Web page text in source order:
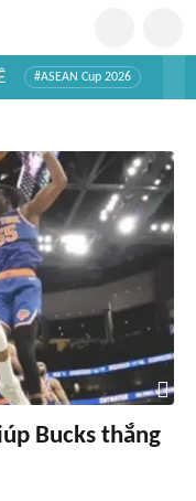
#ASEAN Cup 2026
Bucks thắng